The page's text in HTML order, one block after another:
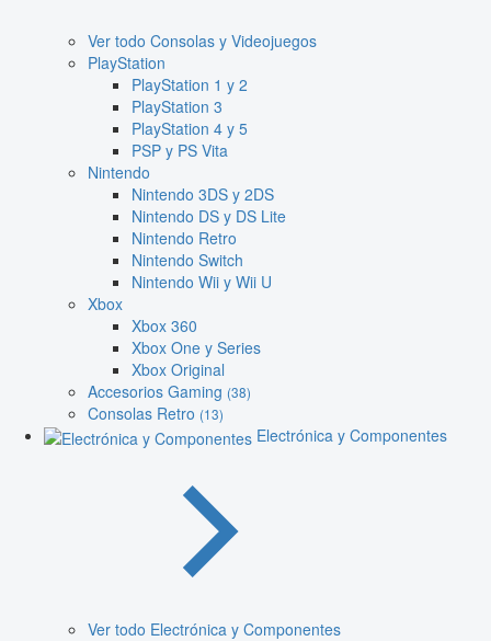
Ver todo Consolas y Videojuegos
PlayStation
PlayStation 1 y 2
PlayStation 3
PlayStation 4 y 5
PSP y PS Vita
Nintendo
Nintendo 3DS y 2DS
Nintendo DS y DS Lite
Nintendo Retro
Nintendo Switch
Nintendo Wii y Wii U
Xbox
Xbox 360
Xbox One y Series
Xbox Original
Accesorios Gaming (38)
Consolas Retro (13)
Electrónica y Componentes
Ver todo Electrónica y Componentes